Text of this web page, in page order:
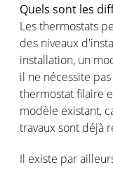
Quels sont les
Les thermostats
des niveaux
installation, un
il ne nécessite
thermostatfilaire
modèle existant,
travauxsont déjà
Il existe par